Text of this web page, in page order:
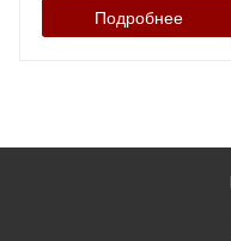
Подробнее